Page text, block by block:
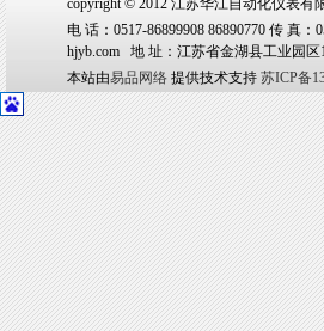
copyright © 2012 江苏华江自动化仪表有
电 话：0517-86899908 86890770 传 真
hjyb.com 地 址：江苏省金湖县工业园区
本站由易品网络提供技术支持苏ICP备